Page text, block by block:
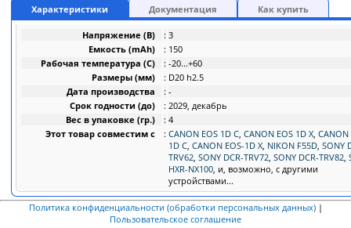
Характеристики Документация Как купить
Напряжение (В) : 3
Емкость (mAh)
: 150
Рабочая температура (C)
: -20...+60
Размеры (мм)
: D20 h2.5
Дата производства
: -
Срок годности (до)
: 2029, декабрь
Вес в упаковке (гр.)
: 4
Этот товар совместим с
: CANON EOS 1D C, CANON EOS 1D X, CANON
1D C, CANON EOS-1D X, NIKON F55D, SONY
TRV62, SONY DCR-TRV72, SONY DCR-TRV82,
HXR-NX100, и, возможно, с другими
устройствами...
Политика конфиденциальности (обработки персональных данных) |
Пользовательское соглашение